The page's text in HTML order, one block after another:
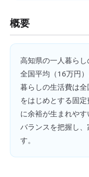
概要
高知県の一人暮ら
全国平均（16万円
暮らしの生活費は
をはじめとする固
に余裕が生まれや
バランスを把握し
す。